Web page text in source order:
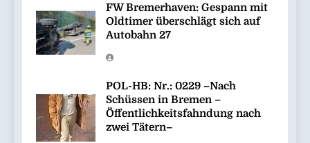
FW Bremerhaven: Gespann mit
Oldtimer überschlägt sich auf
Autobahn 27
POL-HB: Nr.: 0229 –Nach
Schüssen in Bremen –
Öffentlichkeitsfahndung nach
zwei Tätern–